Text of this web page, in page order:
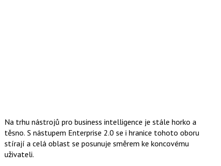
Na trhu nástrojů pro business intelligence je stále horko a
těsno. S nástupem Enterprise 2.0 se i hranice tohoto oboru
stírají a celá oblast se posunuje směrem ke koncovému
uživateli.